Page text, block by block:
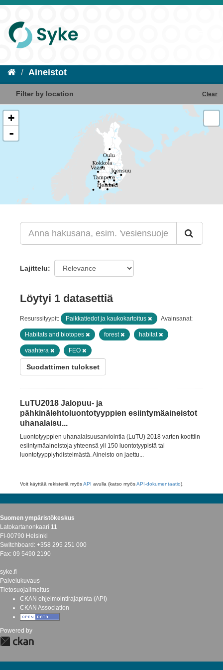
Aineistot
Filter by location Clear
+
-
Lajittelu
Löytyi 1 datasettiä
Resurssityypit: Paikkatiedot ja kaukokartoitus Avainsanat:
Habitats and biotopes forest habitat
vaahtera FEO
Suodattimen tulokset
LuTU2018 Jalopuu- ja
pähkinälehtoluontotyyppien esiintymäaineistot
uhanalaisu...
Luontotyyppien uhanalaisuusarviointia (LuTU) 2018 varten koottiin
esiintymäaineistoja yhteensä yli 150 luontotyypistä tai
luontotyyppiyhdistelmästä. Aineisto on jaettu...
Voit käyttää rekisteriä myösAPI avulla (katso myösAPI-dokumentaatio).
Suomen ympäristökeskus
Latokartanonkaari 11
FI-00790 Helsinki
Switchboard: +358 295 251 000
Fax: 09 5490 2190
syke.fi
Palvelukuvaus
Tietosuojailmoitus
CKAN ohjelmointirajapinta (API)
CKAN Association
Powered by